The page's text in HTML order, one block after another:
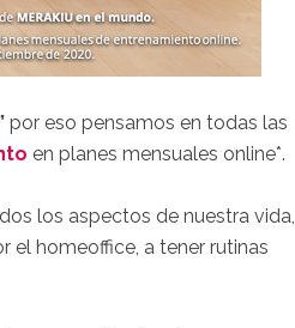
por eso pensamos en todas las
en planes mensuales online*.
los aspectos de nuestra vida,
el homeoffice, a tener rutinas